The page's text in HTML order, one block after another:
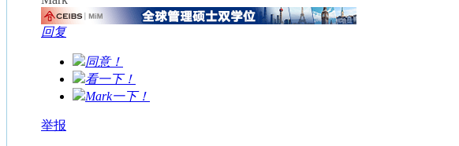
回复
同意！
看一下！
Mark一下！
举报